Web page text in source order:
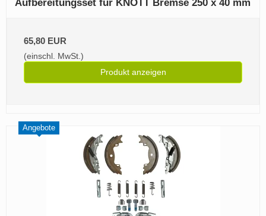
Aufbereitungsset für KNOTT Bremse 250 x 40 mm
65,80 EUR
(einschl. MwSt.)
Produkt anzeigen
Angebote